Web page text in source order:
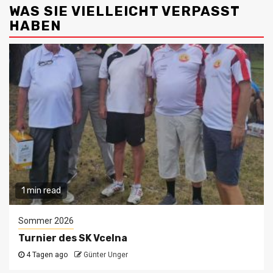
WAS SIE VIELLEICHT VERPASST
HABEN
1 min read
Sommer 2026
Turnier des SK Vcelna
4 Tagen ago Günter Unger